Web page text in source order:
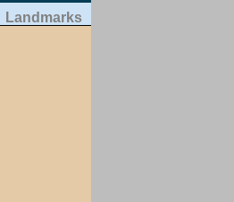
Landmarks